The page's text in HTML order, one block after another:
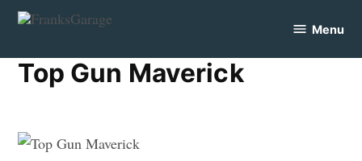
Skip
content
Menu
Top Gun Maverick